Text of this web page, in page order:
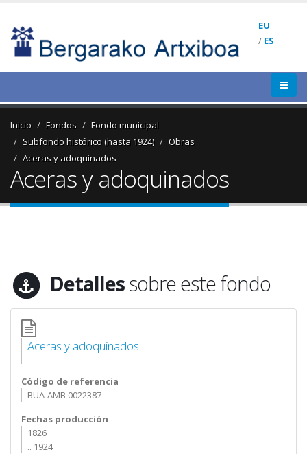
EU
/ ES
Inicio Fondos
Fondo municipal
Subfondo histórico (hasta 1924)
Obras
Aceras y adoquinados
Aceras y adoquinados
Detallessobre este fondo
Aceras y adoquinados
Código de referencia
BUA-AMB 0022387
Fechas producción
1826
.. 1924